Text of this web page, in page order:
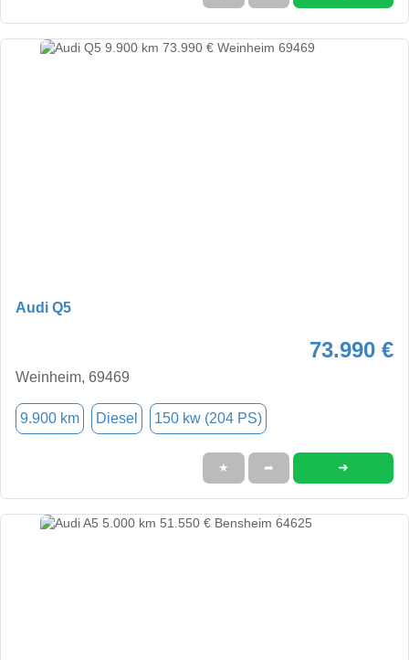
Audi Q5
73.990 €
Weinheim, 69469
9.900 km Diesel 150 kw (204 PS)
★ ➦ ➜